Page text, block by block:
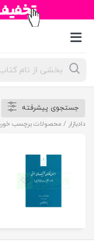
جستجوی
محصولات
جستجوی پیشرفته
دادبازار / محصولات برچسب